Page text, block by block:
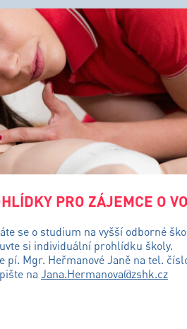
PRO ZÁJEMCE O
se o studium na vyšší odborné
si individuální prohlídku školy.
pí. Mgr. Heřmanové Janě na tel.
na Jana.Hermanova@zshk.cz